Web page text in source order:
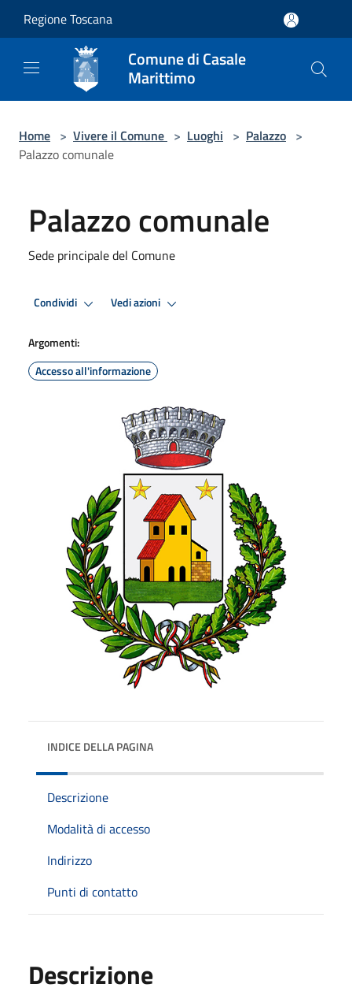
Regione Toscana
Comune di Casale
Marittimo
Home > Vivere il Comune > Luoghi > Palazzo >
Palazzo comunale
Palazzo comunale
Sede principale del Comune
Condividi Vedi azioni
Argomenti:
Accesso all'informazione
INDICE DELLA PAGINA
Descrizione
Modalità di accesso
Indirizzo
Punti di contatto
Descrizione